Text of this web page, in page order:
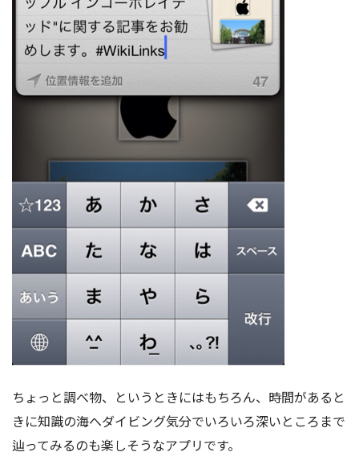
ちょっと調べ物、というときにはもちろん、時間があると
きに知識の海へダイビング気分でいろいろ深いところまで
辿ってみるのも楽しそうなアプリです。